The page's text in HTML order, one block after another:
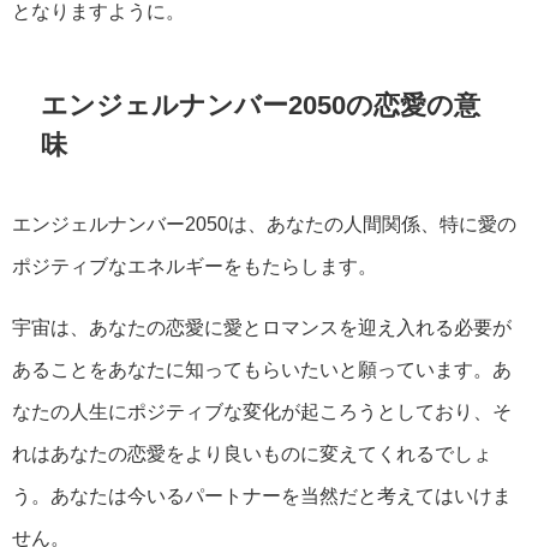
となりますように。
エンジェルナンバー2050の恋愛の意
味
エンジェルナンバー2050は、あなたの人間関係、特に愛の
ポジティブなエネルギーをもたらします。
宇宙は、あなたの恋愛に愛とロマンスを迎え入れる必要が
あることをあなたに知ってもらいたいと願っています。あ
なたの人生にポジティブな変化が起ころうとしており、そ
れはあなたの恋愛をより良いものに変えてくれるでしょ
う。あなたは今いるパートナーを当然だと考えてはいけま
せん。